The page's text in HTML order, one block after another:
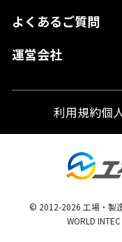
よくあるご質問
運営会社
宮崎県
利用規約個
© 2012-2026 工場・製
WORLD